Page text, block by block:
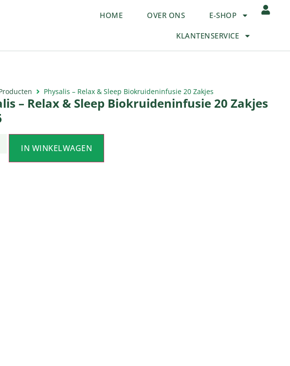
HOME OVER ONS E-SHOP
KLANTENSERVICE
Physalis – Relax & Sleep Biokruideninfusie 20 Zakjes
– Relax & Sleep Biokruideninfusie 20 Zakjes
IN WINKELWAGEN